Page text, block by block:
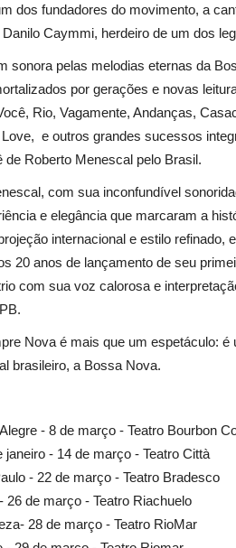
dos fundadores do movimento, a
Caymmi, herdeiro de um dos
sonora pelas melodias eternas da
por gerações e novas
Rio, Vagamente, Andanças,
e outros grandes sucessos
de Roberto Menescal pelo Brasil.
com sua inconfundível
e elegância que marcaram a
internacional e estilo
20 anos de lançamento de seu
com sua voz calorosa e
Nova é mais que um espetáculo:
brasileiro, a Bossa Nova.
- 8 de março - Teatro Bourbon
janeiro - 14 de março - Teatro Città
- 22 de março - Teatro Bradesco
26 de março - Teatro Riachuelo
28 de março - Teatro RioMar